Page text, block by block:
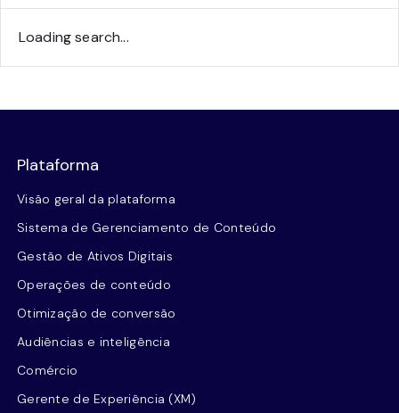
Loading search...
Plataforma
Visão geral da plataforma
Sistema de Gerenciamento de Conteúdo
Gestão de Ativos Digitais
Operações de conteúdo
Otimização de conversão
Audiências e inteligência
Comércio
Gerente de Experiência (XM)